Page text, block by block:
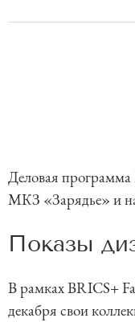
Деловая
МКЗ «Зарядье» и
Показы
В рамках BRICS+
декабря свои